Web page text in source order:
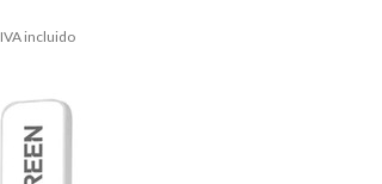
IVA incluido